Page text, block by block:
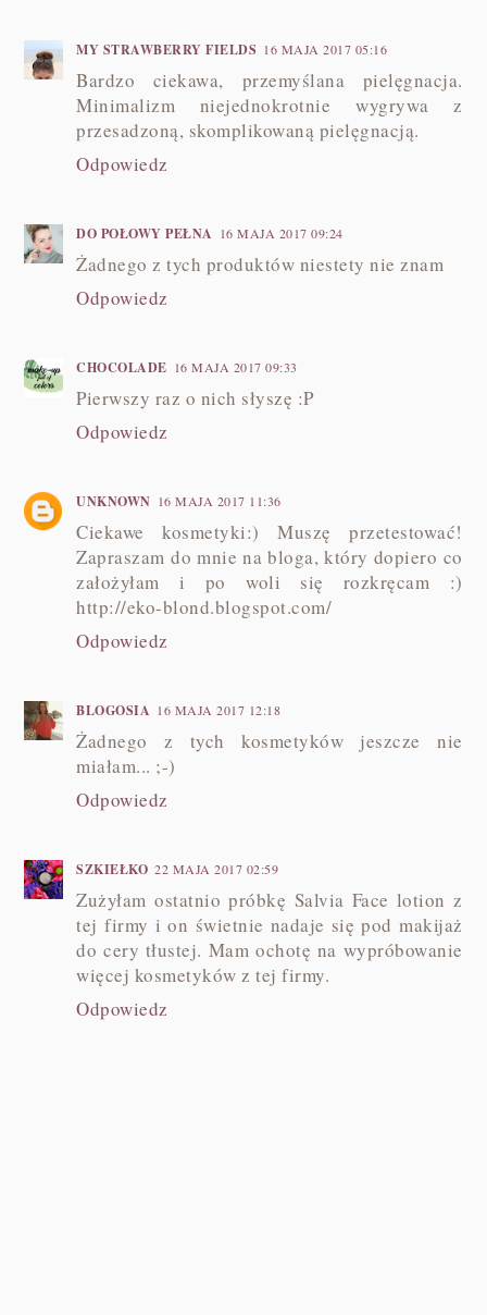
MY STRAWBERRY FIELDS 16 MAJA 2017 05:16
Bardzo ciekawa, przemyślana pielęgnacja.
Minimalizm niejednokrotnie wygrywa z
przesadzoną, skomplikowaną pielęgnacją.
Odpowiedz
DO POŁOWY PEŁNA 16 MAJA 2017 09:24
Żadnego z tych produktów niestety nie znam
Odpowiedz
CHOCOLADE 16 MAJA 2017 09:33
Pierwszy raz o nich słyszę :P
Odpowiedz
UNKNOWN 16 MAJA 2017 11:36
Ciekawe kosmetyki:) Muszę przetestować!
Zapraszam do mnie na bloga, który dopiero co
założyłam i po woli się rozkręcam :)
http://eko-blond.blogspot.com/
Odpowiedz
BLOGOSIA 16 MAJA 2017 12:18
Żadnego z tych kosmetyków jeszcze nie
miałam... ;-)
Odpowiedz
SZKIEŁKO 22 MAJA 2017 02:59
Zużyłam ostatnio próbkę Salvia Face lotion z
tej firmy i on świetnie nadaje się pod makijaż
do cery tłustej. Mam ochotę na wypróbowanie
więcej kosmetyków z tej firmy.
Odpowiedz